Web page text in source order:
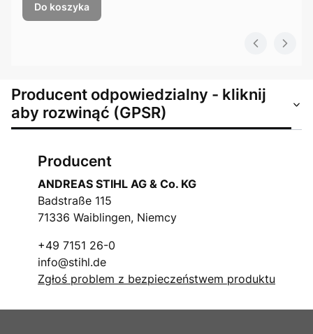
Do koszyka
Producent odpowiedzialny - kliknij
aby rozwinąć (GPSR)
Producent
ANDREAS STIHL AG & Co. KG
Badstraße 115
71336 Waiblingen, Niemcy
+49 7151 26-0
info@stihl.de
Zgłoś problem z bezpieczeństwem produktu